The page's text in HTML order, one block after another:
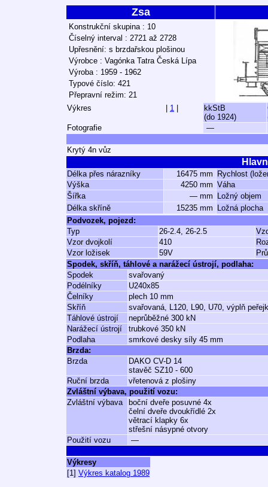
Zsa
Konstrukční skupina : 10
Číselný interval : 2721 až 2728
Upřesnění: s brzdařskou plošinou
Výrobce : Vagónka Tatra Česká Lípa
Výroba : 1959 - 1962
Typové číslo: 421
Přepravní režim: 21
Výkres
1
kkStB
(do 1924)
Fotografie
—
Krytý 4n vůz
Délka přes nárazníky 16475 mm
Rychlost
Výška
4250 mm Váha
Šířka
— mm
Ložný objem
Délka skříně
15235 mm
Ložná plocha
Podvozek, pojezd:
Typ
26-2.4, 26-2.5
Vzor dvojkolí
410
Vzor ložisek
59V
Spodek, skříň, táhlové a narážecí ústrojí, podlaha:
Spodek
svařovaný
Podélníky
U240x85
Čelníky
plech 10 mm
Skříň
svařovaná, L120, L90, U70, výplň
Táhlové ústrojí
neprůběžné 300 kN
Narážecí ústrojí
trubkové 350 kN
Podlaha
smrkové desky síly 45 mm
Brzda:
Brzda
DAKO CV-D 14
stavěč SZ10 - 600
Ruční brzda
vřetenová z plošiny
Zvláštní výbava, použití vozu:
Zvláštní výbava
boční dveře posuvné 4x
čelní dveře dvoukřídlé 2x
větrací klapky 6x
střešní násypné otvory
Použití vozu
—
Výkresy
[1] Výkres katalog 1989